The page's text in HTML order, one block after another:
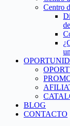
Centro
BLOG
CONTACTO